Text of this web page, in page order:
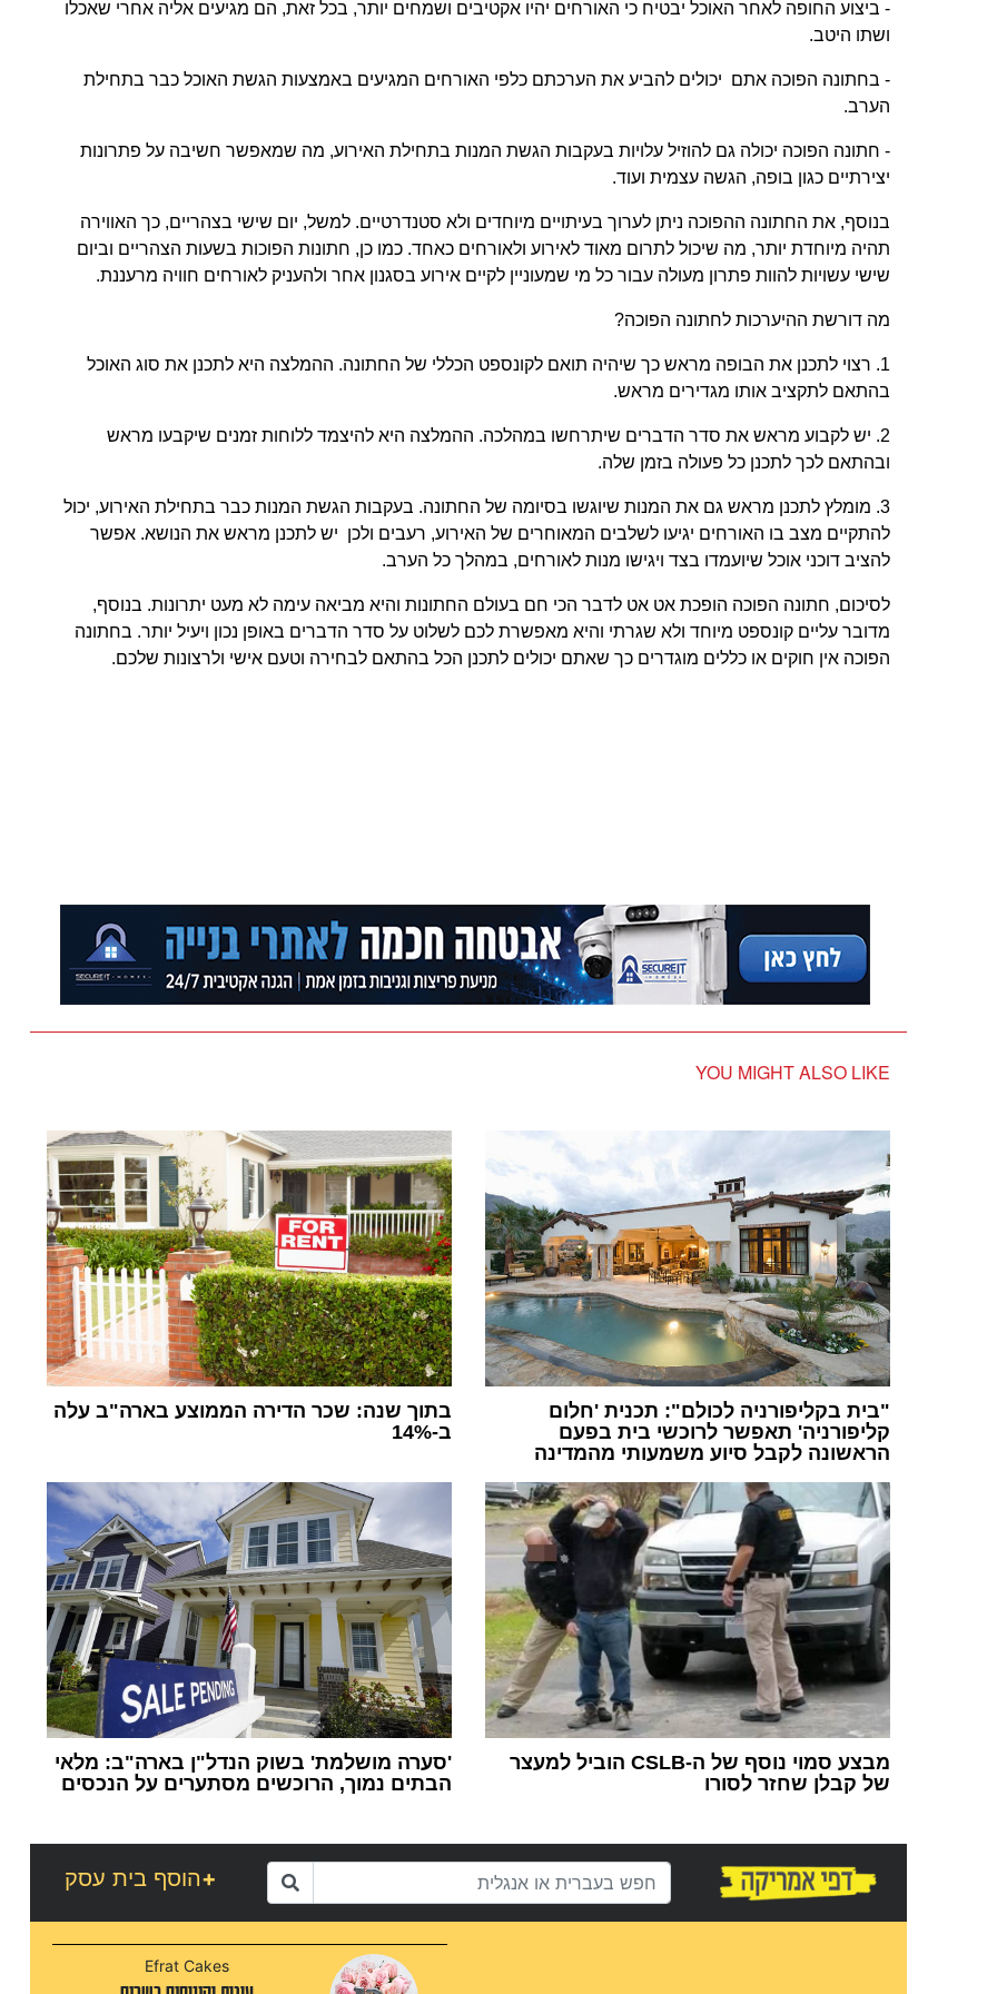
- ביצוע החופה לאחר האוכל יבטיח כי האורחים יהיו אקטיבים ושמחים יותר, בכל זאת, הם מגיעים אליה אחרי שאכלו
ושתו היטב.
- בחתונה הפוכה אתם יכולים להביע את הערכתם כלפי האורחים המגיעים באמצעות הגשת האוכל כבר בתחילת
הערב.
- חתונה הפוכה יכולה גם להוזיל עלויות בעקבות הגשת המנות בתחילת האירוע, מה שמאפשר חשיבה על פתרונות
יצירתיים כגון בופה, הגשה עצמית ועוד.
בנוסף, את החתונה ההפוכה ניתן לערוך בעיתויים מיוחדים ולא סטנדרטיים. למשל, יום שישי בצהריים, כך האווירה
תהיה מיוחדת יותר, מה שיכול לתרום מאוד לאירוע ולאורחים כאחד. כמו כן, חתונות הפוכות בשעות הצהריים וביום
שישי עשויות להוות פתרון מעולה עבור כל מי שמעוניין לקיים אירוע בסגנון אחר ולהעניק לאורחים חוויה מרעננת.
מה דורשת ההיערכות לחתונה הפוכה?
1. רצוי לתכנן את הבופה מראש כך שיהיה תואם לקונספט הכללי של החתונה. ההמלצה היא לתכנן את סוג האוכל
בהתאם לתקציב אותו מגדירים מראש.
2. יש לקבוע מראש את סדר הדברים שיתרחשו במהלכה. ההמלצה היא להיצמד ללוחות זמנים שיקבעו מראש
ובהתאם לכך לתכנן כל פעולה בזמן שלה.
3. מומלץ לתכנן מראש גם את המנות שיוגשו בסיומה של החתונה. בעקבות הגשת המנות כבר בתחילת האירוע, יכול
להתקיים מצב בו האורחים יגיעו לשלבים המאוחרים של האירוע, רעבים ולכן יש לתכנן מראש את הנושא. אפשר
להציב דוכני אוכל שיועמדו בצד ויגישו מנות לאורחים, במהלך כל הערב.
לסיכום, חתונה הפוכה הופכת אט אט לדבר הכי חם בעולם החתונות והיא מביאה עימה לא מעט יתרונות. בנוסף,
מדובר עליים קונספט מיוחד ולא שגרתי והיא מאפשרת לכם לשלוט על סדר הדברים באופן נכון ויעיל יותר. בחתונה
הפוכה אין חוקים או כללים מוגדרים כך שאתם יכולים לתכנן הכל בהתאם לבחירה וטעם אישי ולרצונות שלכם.
YOU MIGHT ALSO LIKE
בתוך שנה: שכר הדירה הממוצע בארה"ב עלה
ב-14%
"בית בקליפורניה לכולם": תכנית 'חלום
קליפורניה' תאפשר לרוכשי בית בפעם
הראשונה לקבל סיוע משמעותי מהמדינה
1
'סערה מושלמת' בשוק הנדל"ן בארה"ב: מלאי
הבתים נמוך, הרוכשים מסתערים על הנכסים
מבצע סמוי נוסף של ה-CSLB הוביל למעצר
של קבלן שחזר לסורו
הוסף בית עסק+
Efrat Cakes